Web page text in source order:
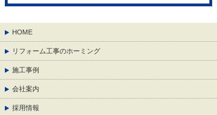
HOME
リフォーム工事のホーミング
施工事例
会社案内
採用情報